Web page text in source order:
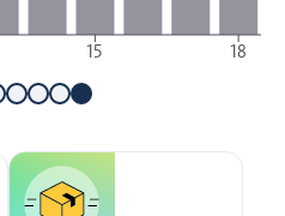
15 18